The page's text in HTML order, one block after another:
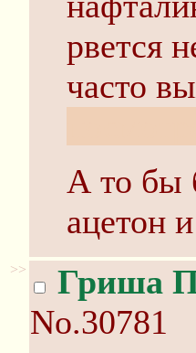
рвется
часто
А то бы
ацетон
>> Гриша
No.30781